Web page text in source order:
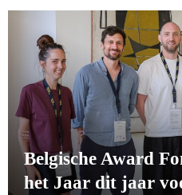
Belgische Award
het Jaar dit jaar